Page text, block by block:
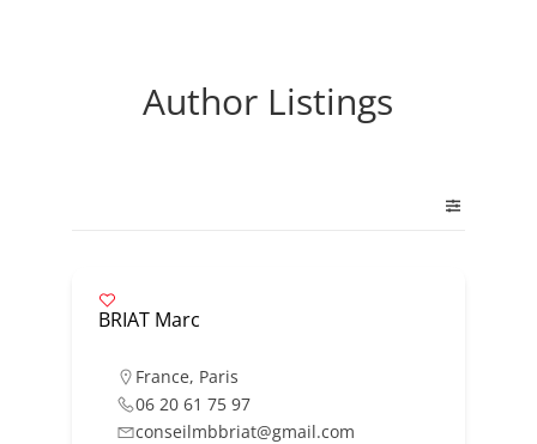
Author Listings
BRIAT Marc
France, Paris
06 20 61 75 97
conseilmbbriat@gmail.com